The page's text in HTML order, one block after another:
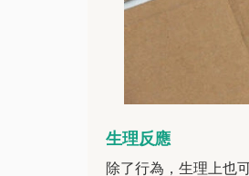
生理反應
除了行為，生理上也